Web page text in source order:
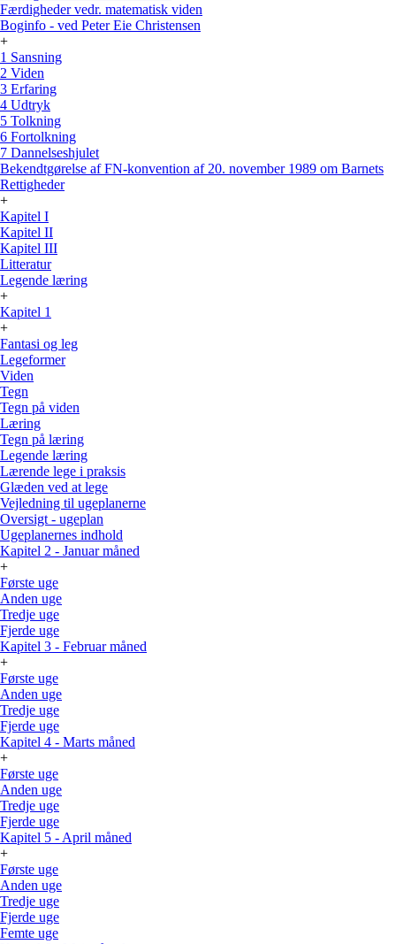
Færdigheder vedr. matematisk viden
Boginfo - ved Peter Eie Christensen
+
1 Sansning
2 Viden
3 Erfaring
4 Udtryk
5 Tolkning
6 Fortolkning
7 Dannelseshjulet
Bekendtgørelse af FN-konvention af 20. november 1989 om Barnets
Rettigheder
+
Kapitel I
Kapitel II
Kapitel III
Litteratur
Legende læring
+
Kapitel 1
+
Fantasi og leg
Legeformer
Viden
Tegn
Tegn på viden
Læring
Tegn på læring
Legende læring
Lærende lege i praksis
Glæden ved at lege
Vejledning til ugeplanerne
Oversigt - ugeplan
Ugeplanernes indhold
Kapitel 2 - Januar måned
+
Første uge
Anden uge
Tredje uge
Fjerde uge
Kapitel 3 - Februar måned
+
Første uge
Anden uge
Tredje uge
Fjerde uge
Kapitel 4 - Marts måned
+
Første uge
Anden uge
Tredje uge
Fjerde uge
Kapitel 5 - April måned
+
Første uge
Anden uge
Tredje uge
Fjerde uge
Femte uge